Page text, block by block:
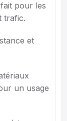
pour les
trafic.
et
un usage